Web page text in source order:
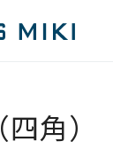
角）